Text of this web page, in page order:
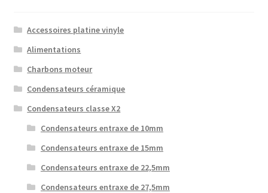
Accessoires platine vinyle
Alimentations
Charbons moteur
Condensateurs céramique
Condensateurs classe X2
Condensateurs entraxe de 10mm
Condensateurs entraxe de 15mm
Condensateurs entraxe de 22,5mm
Condensateurs entraxe de 27,5mm